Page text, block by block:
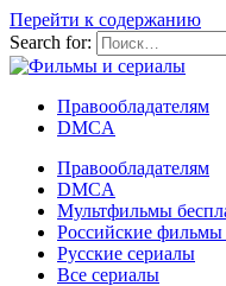
Перейти к содержанию
Search for:
Правообладателям
DMCA
Правообладателям
DMCA
Мультфильмы
Российские фильмы
Русские сериалы
Все сериалы